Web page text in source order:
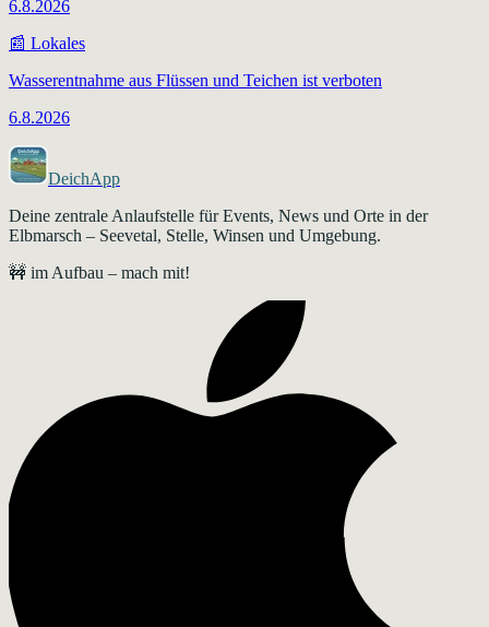
6.8.2026
📰 Lokales
Wasserentnahme aus Flüssen und Teichen ist verboten
6.8.2026
DeichApp
Deine zentrale Anlaufstelle für Events, News und Orte in der
Elbmarsch – Seevetal, Stelle, Winsen und Umgebung.
🚧 im Aufbau – mach mit!